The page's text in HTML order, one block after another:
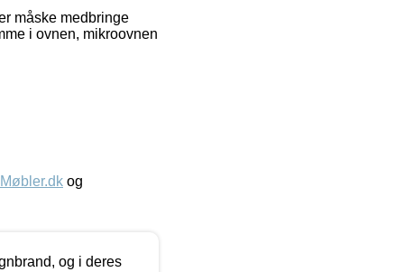
måske medbringe
i ovnen, mikroovnen
og
og i deres